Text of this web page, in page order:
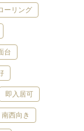
ーリング
台
即入居可
南西向き